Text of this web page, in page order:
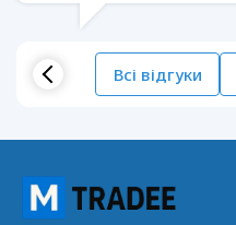
Всі відгуки